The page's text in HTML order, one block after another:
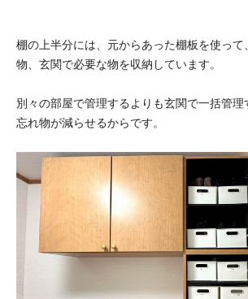
棚の上半分には、元からあった棚板を使って
物、玄関で必要な物を収納しています。
別々の部屋で管理するよりも玄関で一括管
忘れ物が減らせるからです。